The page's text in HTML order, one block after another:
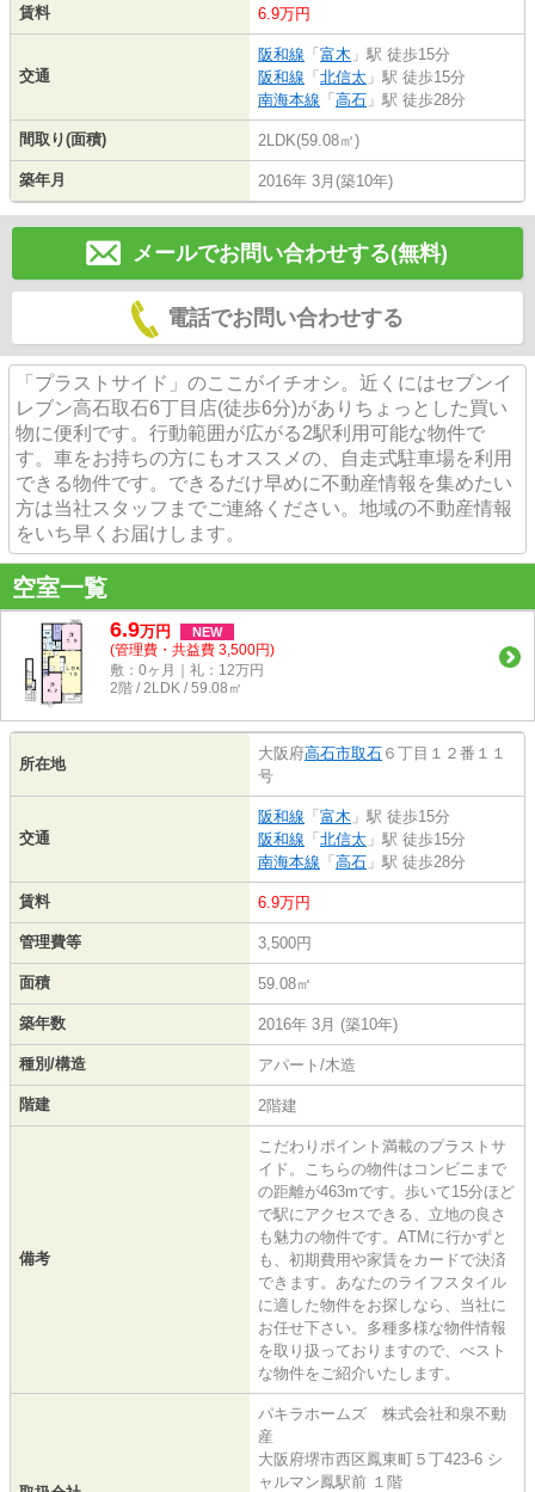
賃料 6.9万円
交通
阪和線 「 富木 」駅 徒歩15分
阪和線 「 北信太 」駅 徒歩15分
南海本線 「 高石 」駅 徒歩28分
間取り(面積) 2LDK(59.08㎡)
築年月 2016年 3月(築10年)
メールでお問い合わせする(無料)
電話でお問い合わせする
「プラストサイド」のここがイチオシ。近くにはセブンイ
レブン高石取石6丁目店(徒歩6分)がありちょっとした買い
物に便利です。行動範囲が広がる2駅利用可能な物件で
す。車をお持ちの方にもオススメの、自走式駐車場を利用
できる物件です。できるだけ早めに不動産情報を集めたい
方は当社スタッフまでご連絡ください。地域の不動産情報
をいち早くお届けします。
空室一覧
6.9万円 NEW
(管理費・共益費 3,500円)
敷：0ヶ月｜礼：12万円
2階 / 2LDK / 59.08㎡
所在地
大阪府高石市取石 ６丁目１２番１１
号
交通
阪和線 「 富木 」駅 徒歩15分
阪和線 「 北信太 」駅 徒歩15分
南海本線 「 高石 」駅 徒歩28分
賃料 6.9万円
管理費等 3,500円
面積 59.08㎡
築年数 2016年 3月 (築10年)
種別/構造 アパート/木造
階建 2階建
備考
こだわりポイント満載のプラストサ
イド。こちらの物件はコンビニまで
の距離が463mです。歩いて15分ほど
で駅にアクセスできる、立地の良さ
も魅力の物件です。ATMに行かずと
も、初期費用や家賃をカードで決済
できます。あなたのライフスタイル
に適した物件をお探しなら、当社に
お任せ下さい。多種多様な物件情報
を取り扱っておりますので、べスト
な物件をご紹介いたします。
パキラホームズ 株式会社和泉不動
産
大阪府堺市西区鳳東町５丁423-6 シ
ャルマン鳳駅前 １階